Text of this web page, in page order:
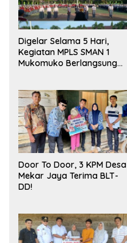
Digelar Selama 5 Hari,
Kegiatan MPLS SMAN 1
Mukomuko Berlangsung
Door To Door, 3 KPM Desa
Mekar Jaya Terima BLT-
DD!